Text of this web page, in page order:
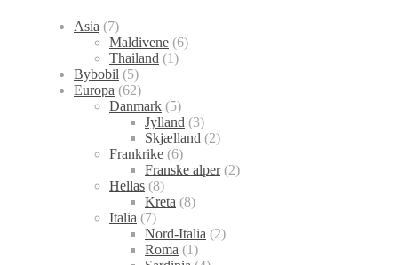
Asia (7)
Maldivene (6)
Thailand (1)
Bybobil (5)
Europa (62)
Danmark (5)
Jylland (3)
Skjælland (2)
Frankrike (6)
Franske alper(2)
Hellas (8)
Kreta (8)
Italia (7)
Nord-Italia (2)
Roma (1)